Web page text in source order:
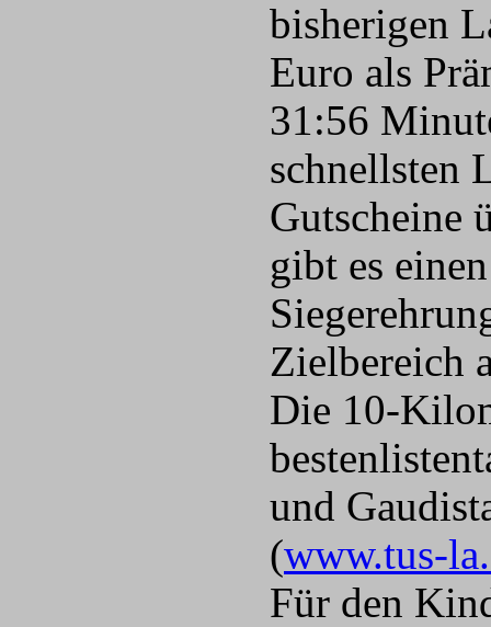
bisherigen
Euro als
31:56
schnellsten
Gutscheine
gibt es
Zielbereich
Die 10-
und
(www.tus-
Für den